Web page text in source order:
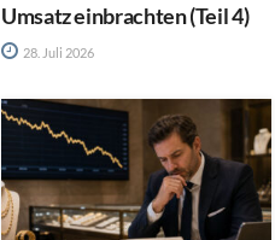
Umsatz einbrachten (Teil 4)
28. Juli 2026